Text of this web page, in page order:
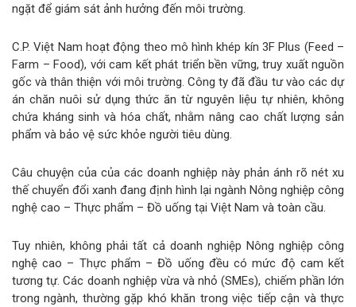
ngặt để giám sát ảnh hưởng đến môi trường.
C.P. Việt Nam hoạt động theo mô hình khép kín 3F Plus (Feed –
Farm – Food), với cam kết phát triển bền vững, truy xuất nguồn
gốc và thân thiện với môi trường. Công ty đã đầu tư vào các dự
án chăn nuôi sử dụng thức ăn từ nguyên liệu tự nhiên, không
chứa kháng sinh và hóa chất, nhằm nâng cao chất lượng sản
phẩm và bảo vệ sức khỏe người tiêu dùng.
Câu chuyện của của các doanh nghiệp này phản ánh rõ nét xu
thế chuyển đổi xanh đang định hình lại ngành Nông nghiệp công
nghệ cao – Thực phẩm – Đồ uống tại Việt Nam và toàn cầu.
Tuy nhiên, không phải tất cả doanh nghiệp Nông nghiệp công
nghệ cao – Thực phẩm – Đồ uống đều có mức độ cam kết
tương tự. Các doanh nghiệp vừa và nhỏ (SMEs), chiếm phần lớn
trong ngành, thường gặp khó khăn trong việc tiếp cận và thực